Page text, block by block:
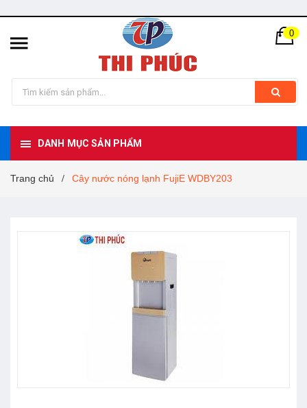
0
DANH MỤC SẢN PHẨM
Trang chủ / Cây nước nóng lạnh FujiE WDBY203